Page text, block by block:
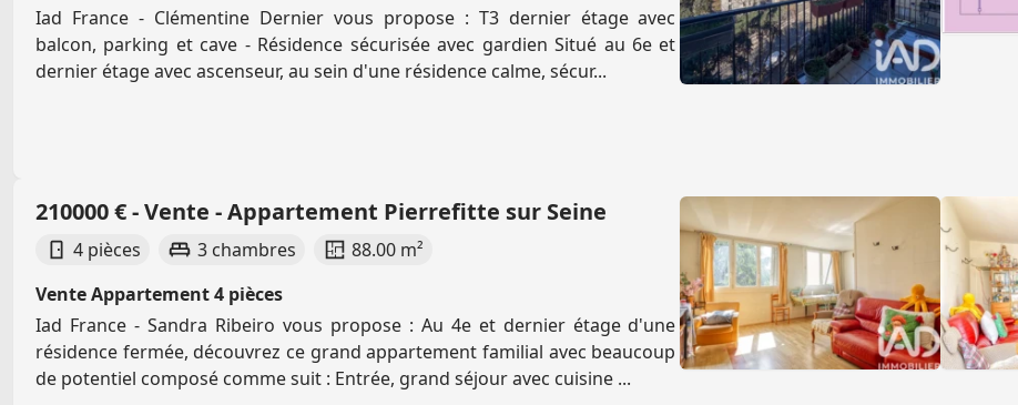
Iad France - Clémentine Dernier vous propose : T3 dernier étage avec
balcon, parking et cave - Résidence sécurisée avec gardien Situé au 6e et
dernier étage avec ascenseur, au sein d'une résidence calme, sécur...
210000 € - Vente - Appartement Pierrefitte sur Seine
4 pièces 3 chambres
88.00 m²
Vente Appartement 4 pièces
Iad France - Sandra Ribeiro vous propose : Au 4e et dernier étage d'une
résidence fermée, découvrez ce grand appartement familial avec beaucoup
de potentiel composé comme suit : Entrée, grand séjour avec cuisine ...